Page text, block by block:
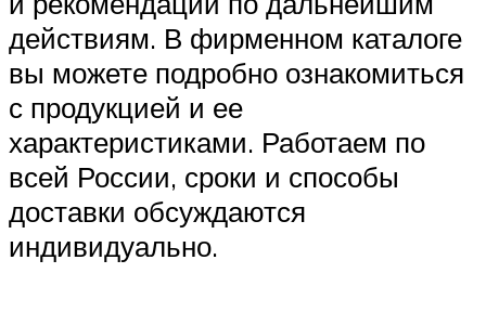
действиям. В фирменном каталоге
вы можете подробно ознакомиться
с продукцией и ее
характеристиками. Работаем по
всей России, сроки и способы
доставки обсуждаются
индивидуально.